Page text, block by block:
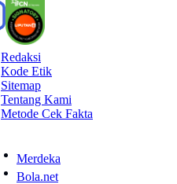
Redaksi
Kode Etik
Sitemap
Tentang Kami
Metode Cek Fakta
Merdeka
Bola.net